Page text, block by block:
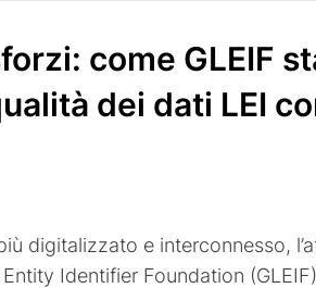
come GLEIF
dei dati LEI
digitalizzato e interconnesso,
Identifier Foundation